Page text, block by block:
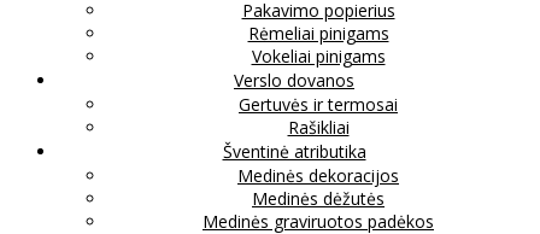
Pakavimo popierius
Rėmeliai pinigams
Vokeliai pinigams
Verslo dovanos
Gertuvės ir termosai
Rašikliai
Šventinė atributika
Medinės dekoracijos
Medinės dėžutės
Medinės graviruotos padėkos